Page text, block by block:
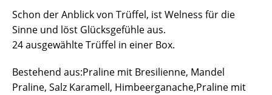
Schon der Anblick von Trüffel, ist Welness für die
Sinne und löst Glücksgefühle aus.
24 ausgewählte Trüffel in einer Box.
Bestehend aus:Praline mit Bresilienne, Mandel
Praline, Salz Karamell, Himbeerganache,Praline mit